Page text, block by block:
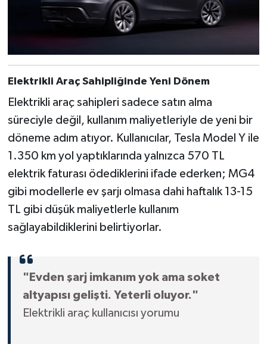
Elektrikli Araç Sahipliğinde Yeni Dönem
Elektrikli araç sahipleri sadece satın alma
süreciyle değil, kullanım maliyetleriyle de yeni bir
döneme adım atıyor. Kullanıcılar, Tesla Model Y ile
1.350 km yol yaptıklarında yalnızca 570 TL
elektrik faturası ödediklerini ifade ederken; MG4
gibi modellerle ev şarjı olmasa dahi haftalık 13-15
TL gibi düşük maliyetlerle kullanım
sağlayabildiklerini belirtiyorlar.
"Evden şarj imkanım yok ama soket
altyapısı gelişti. Yeterli oluyor."
Elektrikli araç kullanıcısı yorumu